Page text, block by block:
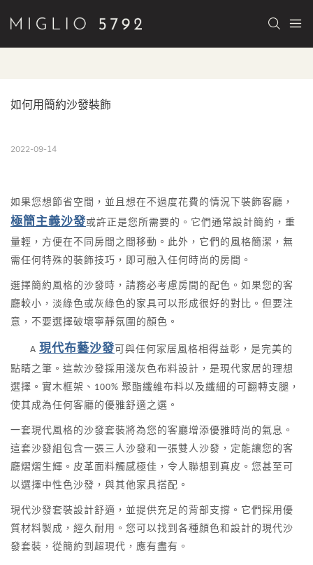
如何用簡約沙發裝飾
2022-09-14
如果您想節省空間，並且想在不過度花費的情況下裝飾客廳，
極簡主義沙發或許正是您所需要的。它們通常設計簡約，重
量輕，方便在不同房間之間移動。此外，它們的風格簡潔，無
需任何特殊的裝飾技巧，即可融入任何時尚的房間。
選擇簡約風格的沙發時，請務必考慮房間的配色。如果您的客
廳較小，淡綠色或灰綠色的家具可以形成很好的對比。但要注
意，不要選擇破壞寧靜氛圍的顏色。
A 現代布藝沙發 可與任何家居風格相得益彰，是完美的
點睛之筆。這款沙發採用淺灰色布料設計，是現代家居的理想
選擇。實木框架、100% 聚酯纖維布料以及纖細的可翻轉支腿，
使其成為任何客廳的優雅舒適之選。
一套現代風格的沙發套裝將為您的客廳增添優雅時尚的氣息。
這套沙發組包含一張三人沙發和一張雙人沙發，定能讓您的客
廳熠熠生輝。皮革面料觸感極佳，令人聯想到真皮。您甚至可
以選擇中性色沙發，與其他家具搭配。
現代沙發套裝設計舒適，並提供充足的背部支撐。它們採用優
質材料製成，經久耐用。您可以找到各種顏色和設計的現代沙
發套裝，從簡約到超現代，應有盡有。